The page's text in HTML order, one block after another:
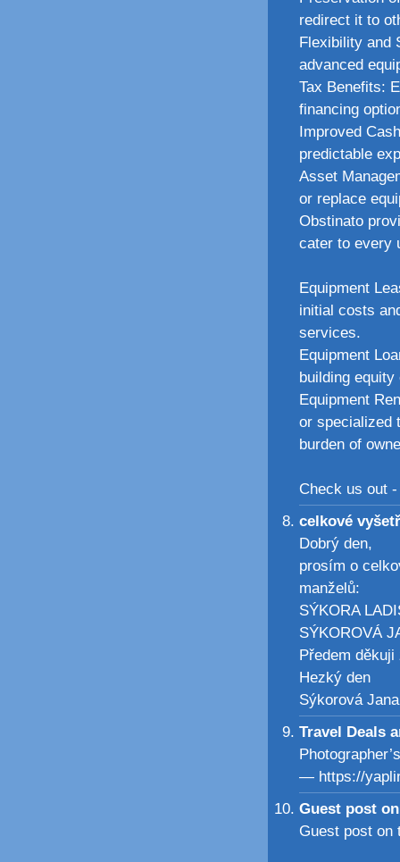
redirect it to
Flexibility and
advanced
Tax Benefits:
financing
Improved
predictable
Asset
or replace
Obstinato
cater to every
Equipment
initial costs
services.
Equipment
building
Equipment
or specialized
burden of
Check us out
celkové
Dobrý den,
prosím o
manželů:
SÝKORA
SÝKOROVÁ
Předem
Hezký den
Sýkorová Jana
Travel Deals
— https://
Guest post
Guest post on